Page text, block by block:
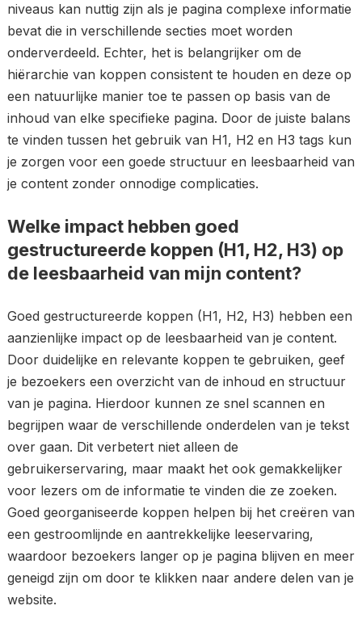
niveaus kan nuttig zijn als je pagina complexe informatie
bevat die in verschillende secties moet worden
onderverdeeld. Echter, het is belangrijker om de
hiërarchie van koppen consistent te houden en deze op
een natuurlijke manier toe te passen op basis van de
inhoud van elke specifieke pagina. Door de juiste balans
te vinden tussen het gebruik van H1, H2 en H3 tags kun
je zorgen voor een goede structuur en leesbaarheid van
je content zonder onnodige complicaties.
Welke impact hebben goed
gestructureerde koppen (H1, H2, H3) op
de leesbaarheid van mijn content?
Goed gestructureerde koppen (H1, H2, H3) hebben een
aanzienlijke impact op de leesbaarheid van je content.
Door duidelijke en relevante koppen te gebruiken, geef
je bezoekers een overzicht van de inhoud en structuur
van je pagina. Hierdoor kunnen ze snel scannen en
begrijpen waar de verschillende onderdelen van je tekst
over gaan. Dit verbetert niet alleen de
gebruikerservaring, maar maakt het ook gemakkelijker
voor lezers om de informatie te vinden die ze zoeken.
Goed georganiseerde koppen helpen bij het creëren van
een gestroomlijnde en aantrekkelijke leeservaring,
waardoor bezoekers langer op je pagina blijven en meer
geneigd zijn om door te klikken naar andere delen van je
website.